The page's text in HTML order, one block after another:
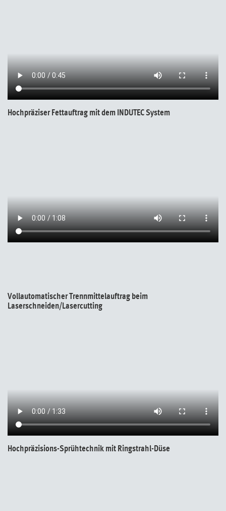
Hochpräziser Fettauftrag mit dem INDUTEC System
Vollautomatischer Trennmittelauftrag beim
Laserschneiden/Lasercutting
Hochpräzisions-Sprühtechnik mit Ringstrahl-Düse